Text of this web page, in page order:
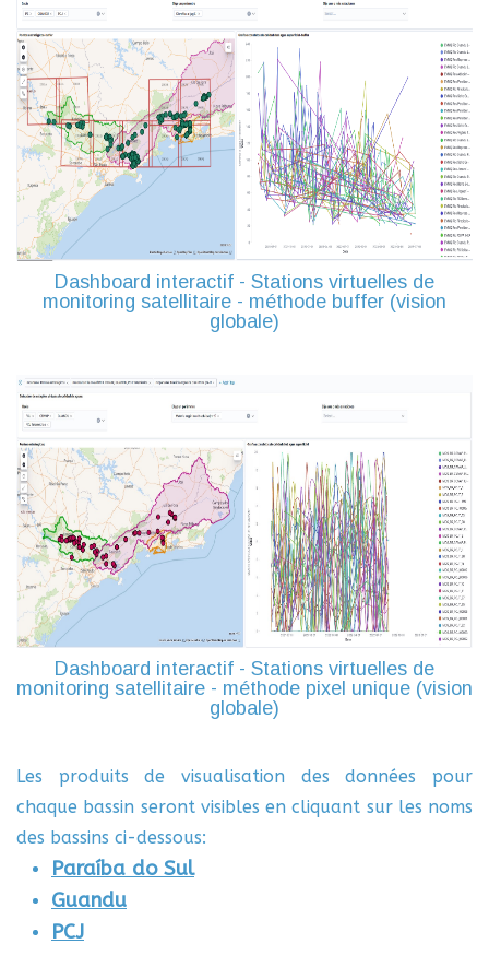
Dashboard interactif - Stations virtuelles de
monitoring satellitaire - méthode buffer (vision
globale)
Dashboard interactif - Stations virtuelles de
monitoring satellitaire - méthode pixel unique (vision
globale)
Les produits de visualisation des données pour
chaque bassin seront visibles en cliquant sur les noms
des bassins ci-dessous:
Paraíba do Sul
Guandu
PCJ